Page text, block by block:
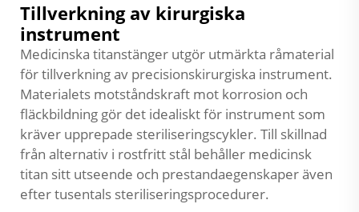
Tillverkning av kirurgiska
instrument
Medicinska titanstänger utgör utmärkta råmaterial
för tillverkning av precisionskirurgiska instrument.
Materialets motståndskraft mot korrosion och
fläckbildning gör det idealiskt för instrument som
kräver upprepade steriliseringscykler. Till skillnad
från alternativ i rostfritt stål behåller medicinsk
titan sitt utseende och prestandaegenskaper även
efter tusentals steriliseringsprocedurer.